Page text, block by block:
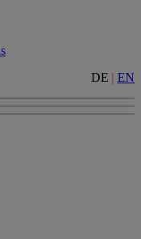
DE | EN